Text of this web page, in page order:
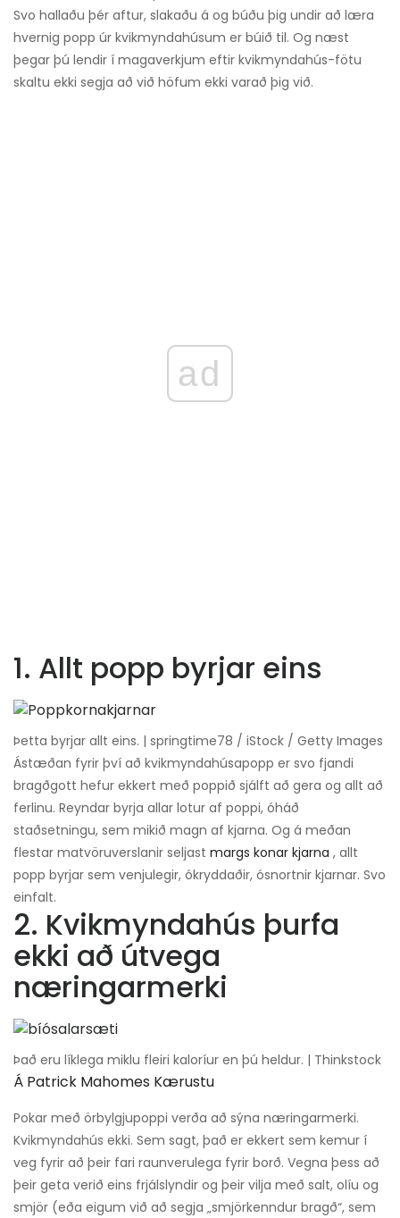
Svo hallaðu þér aftur, slakaðu á og búðu þig undir að læra
hvernig popp úr kvikmyndahúsum er búið til. Og næst
þegar þú lendir í magaverkjum eftir kvikmyndahús-fötu
skaltu ekki segja að við höfum ekki varað þig við.
ad
1. Allt popp byrjar eins
Þetta byrjar allt eins. | springtime78 / iStock / Getty Images
Ástæðan fyrir því að kvikmyndahúsapopp er svo fjandi
bragðgott hefur ekkert með poppið sjálft að gera og allt að
ferlinu. Reyndar byrja allar lotur af poppi, óháð
staðsetningu, sem mikið magn af kjarna. Og á meðan
flestar matvöruverslanir seljast margs konar kjarna , allt
popp byrjar sem venjulegir, ókryddaðir, ósnortnir kjarnar. Svo
einfalt.
2. Kvikmyndahús þurfa
ekki að útvega
næringarmerki
Það eru líklega miklu fleiri kaloríur en þú heldur. | Thinkstock
Á Patrick Mahomes Kærustu
Pokar með örbylgjupoppi verða að sýna næringarmerki.
Kvikmyndahús ekki. Sem sagt, það er ekkert sem kemur í
veg fyrir að þeir fari raunverulega fyrir borð. Vegna þess að
þeir geta verið eins frjálslyndir og þeir vilja með salt, olíu og
smjör (eða eigum við að segja „smjörkenndur bragð“, sem